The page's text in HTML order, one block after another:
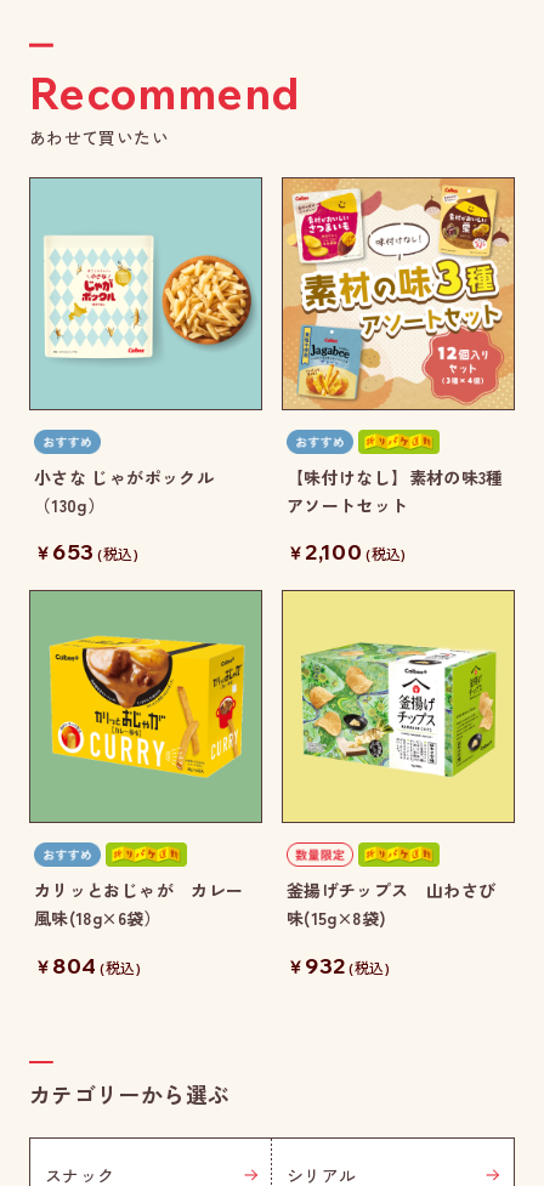
Recommend
あわせて買いたい
小さな じゃがポックル
（130g）
￥653 (税込)
【味付けなし】素材の味3種
アソートセット
￥2,100 (税込)
カリッとおじゃが カレー
風味(18g×6袋）
￥804 (税込)
釜揚げチップス 山わさび
味(15g×8袋)
￥932 (税込)
カテゴリーから選ぶ
スナック シリアル